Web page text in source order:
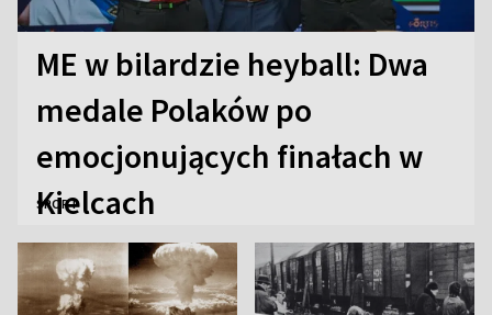
ME w bilardzie heyball: Dwa
medale Polaków po
emocjonujących finałach w
Kielcach
SPORT